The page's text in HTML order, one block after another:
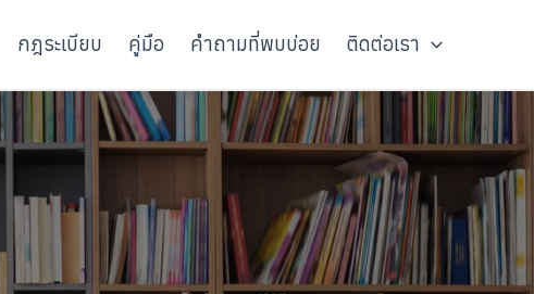
กฎระเบียบ คู่มือ คำถามที่พบบ่อย ติดต่อเรา